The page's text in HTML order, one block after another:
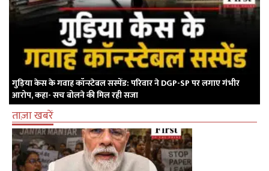
गुड़िया केस के गवाह कॉन्स्टेबल सस्पेंड: परिवार ने DGP-SP पर लगाए गंभीर
आरोप, कहा- सच बोलने की मिल रही सजा
ताज़ा खबरें